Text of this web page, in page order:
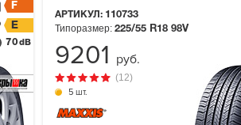
F
E
70 dB
АРТИКУЛ: 110733
5 шт.
(12)
Типоразмер: 225/55 R18 98V
9201 руб.